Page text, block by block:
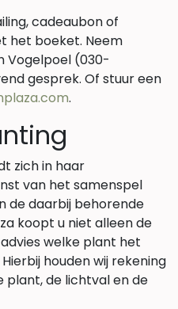
cadeaubon of
het boeket. Neem
Vogelpoel (030-
gesprek. Of stuur een
.
zich in haar
van het samenspel
de daarbij behorende
koopt u niet alleen de
welke plant het
houden wij rekening
plant, de lichtval en de